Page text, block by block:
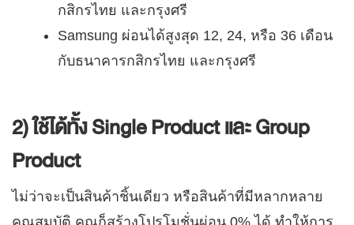
กสิกรไทย และกรุงศรี
Samsung ผ่อนได้สูงสุด 12, 24, หรือ 36 เดือน
กับธนาคารกสิกรไทย และกรุงศรี
2) ใช้ได้ทั้ง Single Product และ Group
Product
ไม่ว่าจะเป็นสินค้าชิ้นเดียว หรือสินค้าที่มีหลากหลาย